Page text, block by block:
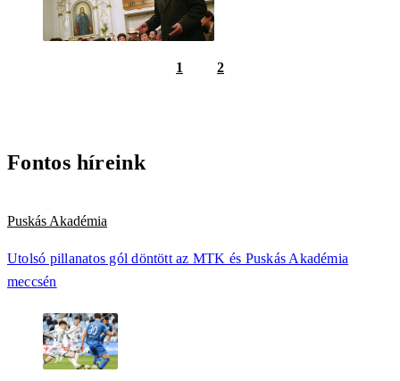
1 2
Fontos híreink
Puskás Akadémia
Utolsó pillanatos gól döntött az MTK és Puskás Akadémia
meccsén